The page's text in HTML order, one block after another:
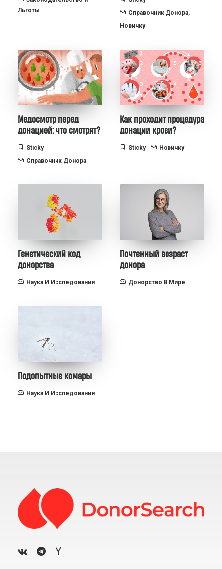
Льготы
Справочник Донора,
Новичку
Медосмотр перед
донацией: что смотрят?
Sticky
Справочник Донора
Как проходит процедура
донации крови?
Sticky Новичку
Генетический код
донорства
Наука И Исследования
Почтенный возраст
донора
Донорство В Мире
Подопытные комары
Наука И Исследования